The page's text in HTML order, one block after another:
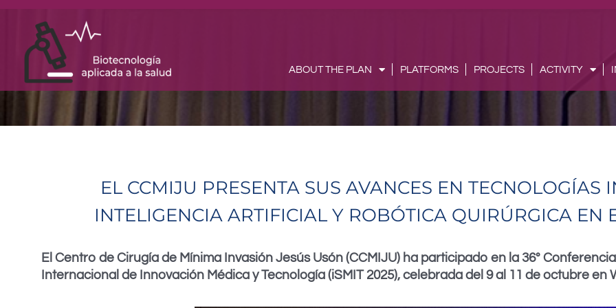
content
ABOUT THE PLAN PLATFORMS PROJECTS ACTIVITY
EL CCMIJU PRESENTA SUS AVANCES EN TECNOLOGÍAS
INTELIGENCIA ARTIFICIAL Y ROBÓTICA QUIRÚRGICA EN
El Centro de Cirugía de Mínima Invasión Jesús Usón (CCMIJU) ha participado en la 36º
Internacional de Innovación Médica y Tecnología (iSMIT 2025), celebrada del 9 al 11 de octubre en